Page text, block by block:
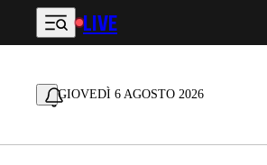
Vai al contenuto principale
LIVE
GIOVEDÌ 6 AGOSTO 2026